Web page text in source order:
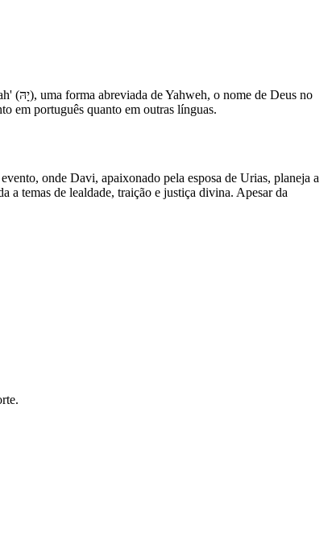
em português quanto em outras línguas.
onde Davi, apaixonado pela esposa de Urias, planeja a
a temas de lealdade, traição e justiça divina. Apesar da